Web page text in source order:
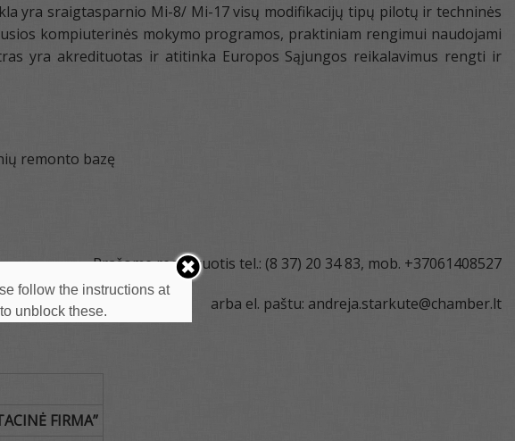
yra sraigtasparnio Mi-8/ Mi-17 visų modifikacijų tipų pilotų ir techninės
kompiuterinės mokymo programos, praktiniam rengimui naudojami
yra akredituotas ir atitinka Europos Sąjungos reikalavimus rengti ir
remonto bazę
Prašome registruotis tel.: (8 37) 20 34 83, mob. +37061408527
arba el. paštu: andreja.starkute@chamber.lt
FIRMA”
follow the instructions at
unblock these.